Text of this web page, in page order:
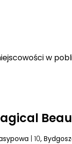
w
| 10,